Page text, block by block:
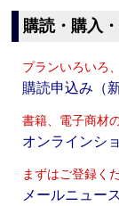
購読・購入
プランいろいろ
購読申込み（
書籍、電子商材
オンラインシ
まずはご登録く
メールニュー